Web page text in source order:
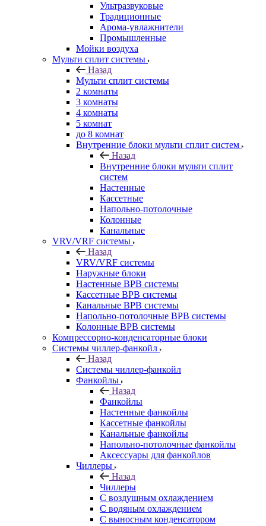
Ультразвуковые
Традиционные
Арома-увлажнители
Промышленные
Мойки воздуха
Мульти сплит системы
Назад
Мульти сплит системы
2 комнаты
3 комнаты
4 комнаты
5 комнат
до 8 комнат
Внутренние блоки мульти сплит систем
Назад
Внутренние блоки мульти сплит
систем
Настенные
Кассетные
Напольно-потолочные
Колонные
Канальные
VRV/VRF системы
Назад
VRV/VRF системы
Наружные блоки
Настенные ВРВ системы
Кассетные ВРВ системы
Канальные ВРВ системы
Напольно-потолочные ВРВ системы
Колонные ВРВ системы
Компрессорно-конденсаторные блоки
Системы чиллер-фанкойл
Назад
Системы чиллер-фанкойл
Фанкойлы
Назад
Фанкойлы
Настенные фанкойлы
Кассетные фанкойлы
Канальные фанкойлы
Напольно-потолочные фанкойлы
Аксессуары для фанкойлов
Чиллеры
Назад
Чиллеры
С воздушным охлаждением
С водяным охлаждением
С выносным конденсатором